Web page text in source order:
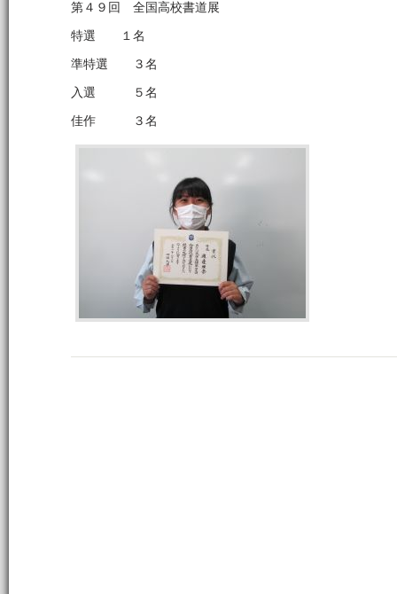
第４９回 全国高校書道展
特選 １名
準特選 ３名
入選 ５名
佳作 ３名